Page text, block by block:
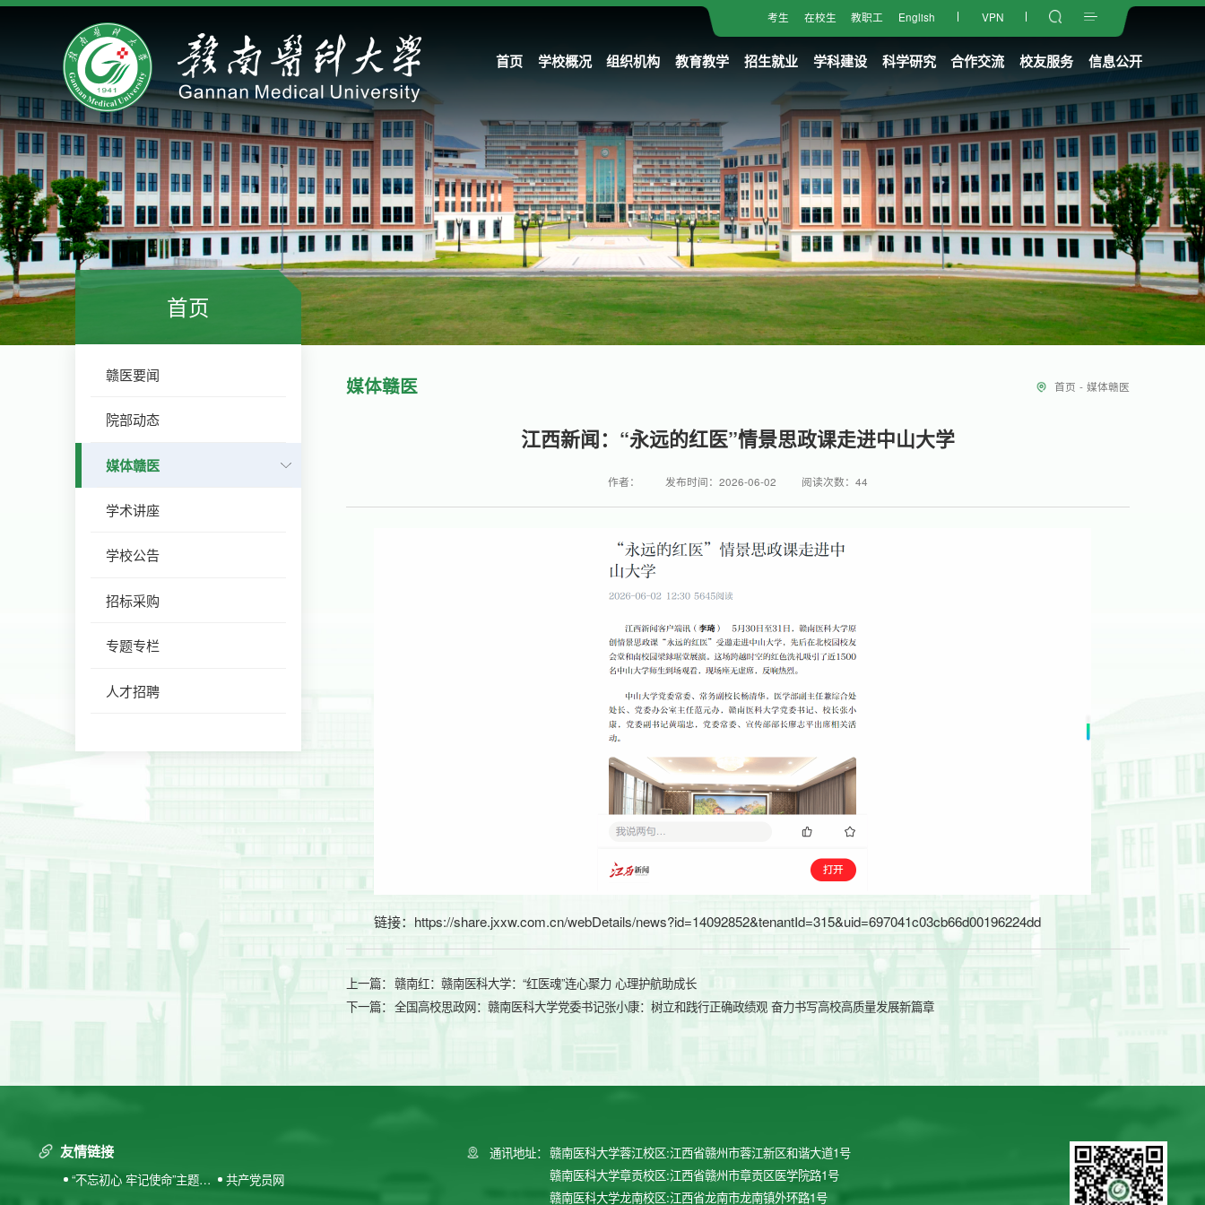
考生 在校生 教职工 English VPN
首页 学校概况 组织机构 教育教学 招生就业 学科建设 科学研究 合作交流 校友服务 信息公开
首页
赣医要闻
院部动态
媒体赣医
学术讲座
学校公告
招标采购
专题专栏
人才招聘
媒体赣医 首页 - 媒体赣医
江西新闻：“永远的红医”情景思政课走进中山大学
作者： 发布时间：2026-06-02 阅读次数：44
链接： https://share.jxxw.com.cn/webDetails/news?id=14092852&tenantId=315&uid=697041c03cb66d00196224dd
上一篇： 赣南红：赣南医科大学：“红医魂”连心聚力 心理护航助成长
下一篇： 全国高校思政网：赣南医科大学党委书记张小康：树立和践行正确政绩观 奋力书写高校高质量发展新篇章
友情链接
“不忘初心 牢记使命”主题教
共产党员网
通讯地址： 赣南医科大学蓉江校区:江西省赣州市蓉江新区和谐大道1号
赣南医科大学章贡校区:江西省赣州市章贡区医学院路1号
赣南医科大学龙南校区:江西省龙南市龙南镇外环路1号